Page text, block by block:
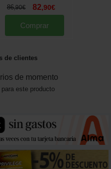
86,90€ 82,90€
Comprar
de clientes
de momento
este producto